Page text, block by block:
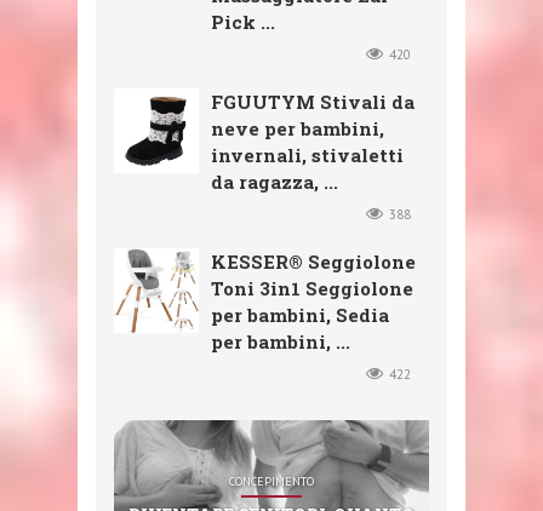
Pick ...
420
FGUUTYM Stivali da
neve per bambini,
invernali, stivaletti
da ragazza, ...
388
KESSER® Seggiolone
Toni 3in1 Seggiolone
per bambini, Sedia
per bambini, ...
422
CONCEPIMENTO
SHOP
SHOP
CXGZZM 11PCS EAR EAR WAX
SHOP
FGUUTYM STIVALI DA NEVE
SHOP
KESSER® SEGGIOLONE TONI